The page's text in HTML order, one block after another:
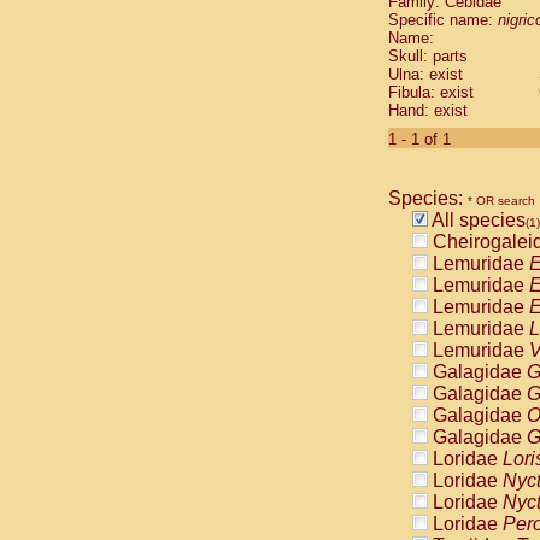
Cebidae
Cebidae
Cebidae
Cebidae
Cebidae
Cebidae
Cebidae
Cebidae
Cebidae
Cebidae
Cebidae
Cebidae
Atelidae
Atelidae
Atelidae
Atelidae
Atelidae
Atelidae
Atelidae
Atelidae
Atelidae
Atelidae
Pitheciidae
Specific name:
Name:
Skull: parts
Ulna: exist
Fibula: exist
Hand: exist
1 - 1 of 1
Species: * OR search
All species(1)
Lemuridae
Lemuridae
Lemuridae
Lemuridae
Lemuridae
Galagidae
Galagidae
Galagidae
Galagidae
Loridae
Loridae
Loridae
Loridae